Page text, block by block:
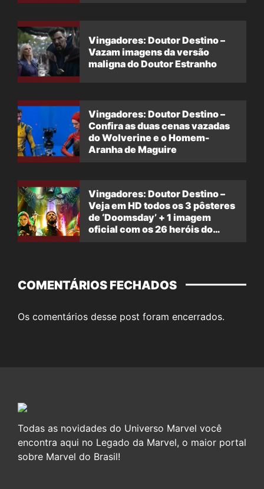
Vingadores: Doutor Destino –
Vazam imagens da versão
maligna do Doutor Estranho
Vingadores: Doutor Destino –
Confira as duas cenas vazadas
do Wolverine e o Homem-
Aranha de Maguire
Vingadores: Doutor Destino –
Veja em HD todos os 3 pôsteres
de ‘Doomsday’ + 1 imagem
oficial com os 26 heróis do
COMENTÁRIOS FECHADOS
Os comentários desse post foram encerrados.
Todas as novidades do Universo Marvel você
encontra aqui no Legado da Marvel, o maior portal
sobre Marvel do Brasil!